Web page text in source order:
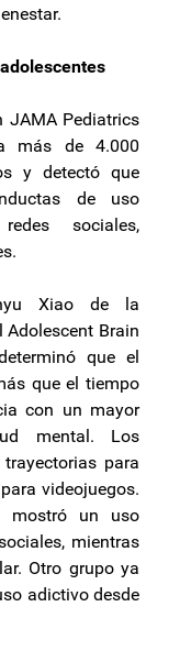
JAMA Pediatrics
más de 4.000
y detectó que
de uso
sociales,
Xiao de la
Adolescent Brain
que el
que el tiempo
con un mayor
mental. Los
para
videojuegos.
mostró un uso
mientras
Otro grupo ya
adictivo desde